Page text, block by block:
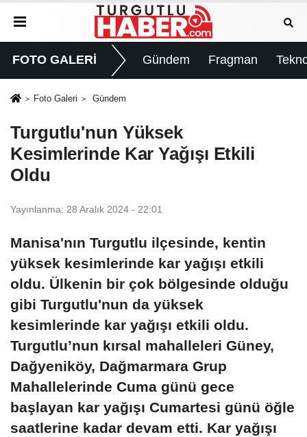
FOTO GALERİ Gündem Fragman
Foto Galeri Gündem
Turgutlu'nun Yüksek
Kesimlerinde Kar Yağışı Etkili
Oldu
Yayınlanma: 28 Aralık 2024 - 22:01
Manisa'nın Turgutlu ilçesinde, kentin
yüksek kesimlerinde kar yağışı etkili
oldu. Ülkenin bir çok bölgesinde olduğu
gibi Turgutlu'nun da yüksek
kesimlerinde kar yağışı etkili oldu.
Turgutlu’nun kırsal mahalleleri Güney,
Dağyeniköy, Dağmarmara Grup
Mahallelerinde Cuma günü gece
başlayan kar yağışı Cumartesi günü öğle
saatlerine kadar devam etti. Kar yağışı